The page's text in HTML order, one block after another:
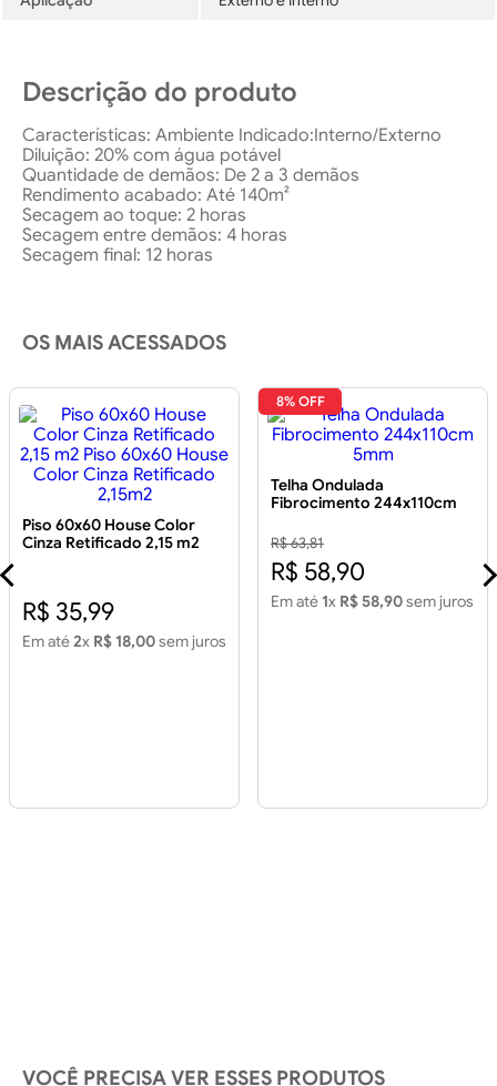
Descrição do produto
Características: Ambiente Indicado:Interno/Externo
Diluição: 20% com água potável
Quantidade de demãos: De 2 a 3 demãos
Rendimento acabado: Até 140m²
Secagem ao toque: 2 horas
Secagem entre demãos: 4 horas
Secagem final: 12 horas
OS MAIS ACESSADOS
Piso 60x60 House Color
Cinza Retificado 2,15 m2
R$ 35,99
Em até2x R$ 18,00sem juros
8% OFF
Telha Ondulada
Fibrocimento 244x110cm
R$ 63,81
R$ 58,90
Em até 1x R$ 58,90sem juros
VOCÊ PRECISA VER ESSES PRODUTOS